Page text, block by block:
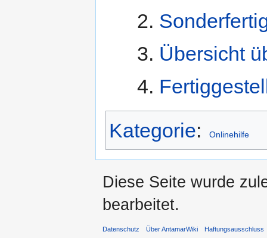
Übersicht
Kategorie: Onlinehilfe
Diese Seite wurde
bearbeitet.
Datenschutz Über AntamarWiki Haftungsausschluss